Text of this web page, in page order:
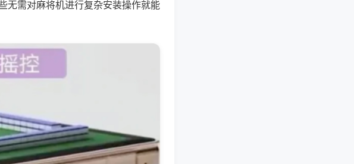
无需对麻将机进行复杂安装操作就能